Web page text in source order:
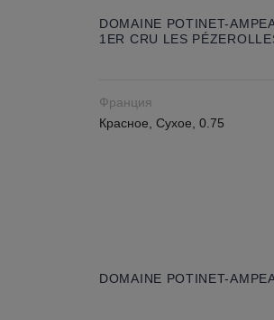
DOMAINE POTINET-
1ER CRU LES
Франция
Красное, Сухое, 0.75
DOMAINE POTINET-